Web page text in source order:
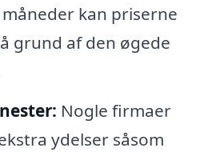
kan priserne
grund af den øgede
Nogle firmaer
ydelser såsom